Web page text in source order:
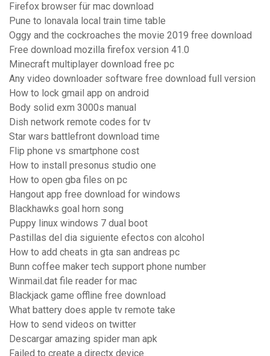
Firefox browser für mac download
Pune to lonavala local train time table
Oggy and the cockroaches the movie 2019 free download
Free download mozilla firefox version 41.0
Minecraft multiplayer download free pc
Any video downloader software free download full version
How to lock gmail app on android
Body solid exm 3000s manual
Dish network remote codes for tv
Star wars battlefront download time
Flip phone vs smartphone cost
How to install presonus studio one
How to open gba files on pc
Hangout app free download for windows
Blackhawks goal horn song
Puppy linux windows 7 dual boot
Pastillas del dia siguiente efectos con alcohol
How to add cheats in gta san andreas pc
Bunn coffee maker tech support phone number
Winmail.dat file reader for mac
Blackjack game offline free download
What battery does apple tv remote take
How to send videos on twitter
Descargar amazing spider man apk
Failed to create a directx device